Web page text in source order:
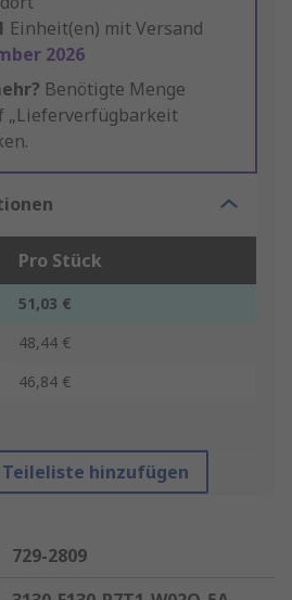
Einheit(en) mit Versand
2026
Benötigte Menge
„Lieferverfügbarkeit
Pro Stück
51,03 €
48,44 €
46,84 €
hinzufügen
729-2809